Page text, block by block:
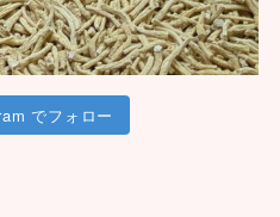
でフォロー